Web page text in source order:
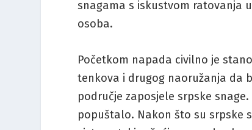
snagama s iskustvom ratovanja
osoba.
Početkom napada civilno je
tenkova i drugog naoružanja da
područje zaposjele srpske
popuštalo. Nakon što su srpske